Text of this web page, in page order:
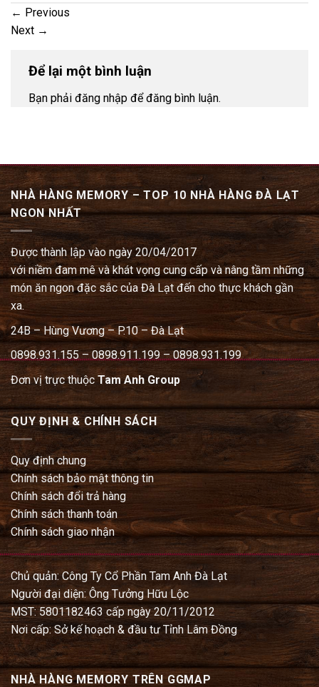
← Previous
Next →
Để lại một bình luận
Bạn phải đăng nhập để đăng bình luận.
NHÀ HÀNG MEMORY – TOP 10 NHÀ HÀNG ĐÀ LẠT
NGON NHẤT
Được thành lập vào ngày 20/04/2017
với niềm đam mê và khát vọng cung cấp và nâng tầm những
món ăn ngon đặc sắc của Đà Lạt đến cho thực khách gần
xa.
24B – Hùng Vương – P.10 – Đà Lạt
0898.931.155 – 0898.911.199 – 0898.931.199
Đơn vị trực thuộcTam Anh Group
QUY ĐỊNH & CHÍNH SÁCH
Quy định chung
Chính sách bảo mật thông tin
Chính sách đổi trả hàng
Chính sách thanh toán
Chính sách giao nhận
Chủ quản: Công Ty Cổ Phần Tam Anh Đà Lạt
Người đại diện: Ông Tưởng Hữu Lộc
MST: 5801182463 cấp ngày 20/11/2012
Nơi cấp: Sở kế hoạch & đầu tư Tỉnh Lâm Đồng
NHÀ HÀNG MEMORY TRÊN GGMAP